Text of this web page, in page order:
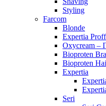
Styling
Farcom
Blonde
Expertia
Oxycream –
Bioproten
Bioproten
Expertia
Seri